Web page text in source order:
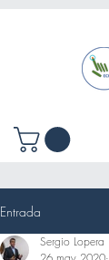
Entrada
Sergio Lopera